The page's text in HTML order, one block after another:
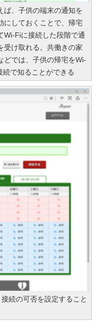
ば、子供の端末の通知を
にしておくことで、帰宅
Wi-Fiに接続した段階で通
受け取れる。共働きの家
どでは、子供の帰宅をWi-
続で知ることができる
続の可否を設定すること